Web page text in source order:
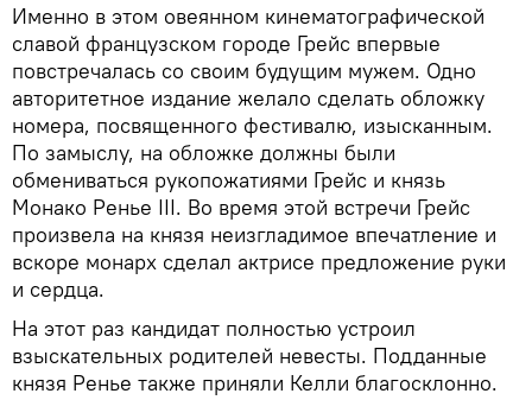
Именно в этом овеянном кинематографической
славой французском городе Грейс впервые
повстречалась со своим будущим мужем. Одно
авторитетное издание желало сделать обложку
номера, посвященного фестивалю, изысканным.
По замыслу, на обложке должны были
обмениваться рукопожатиями Грейс и князь
Монако Ренье III. Во время этой встречи Грейс
произвела на князя неизгладимое впечатление и
вскоре монарх сделал актрисе предложение руки
и сердца.
На этот раз кандидат полностью устроил
взыскательных родителей невесты. Подданные
князя Ренье также приняли Келли благосклонно.